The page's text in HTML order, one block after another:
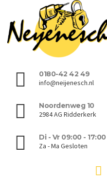
0180-42 42 49
info@neijenesch.nl
Noordenweg 10
2984 AG Ridderkerk
Di - Vr 09:00 - 17:00
Za - Ma Gesloten